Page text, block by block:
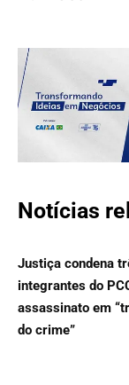
Notícias
Justiça condena
integrantes do
assassinato em
do crime”